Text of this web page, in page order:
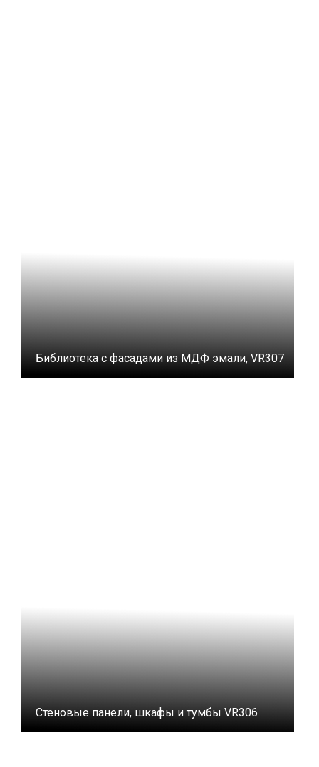
Библиотека с фасадами из МДФ эмали, VR307
Стеновые панели, шкафы и тумбы VR306